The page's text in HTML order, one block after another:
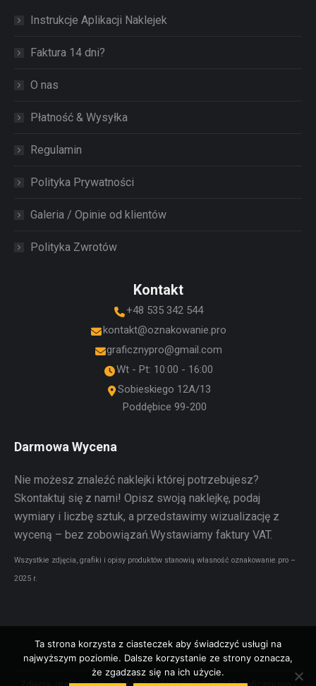
Instrukcje Aplikacji Naklejek
Faktura 14 dni?
O nas
Płatność & Wysyłka
Regulamin
Polityka Prywatności
Galeria / Opinie od klientów
Polityka Zwrotów
Kontakt
+48 535 342 544
kontakt@oznakowanie.pro
graficznypro@gmail.com
Wt - Pt: 10:00 - 16:00
Sobieskiego 12A/13
Poddębice 99-200
Darmowa Wycena
Nie możesz znaleźć naklejki której potrzebujesz?
Skontaktuj się z nami! Opisz swoją naklejkę, podaj
wymiary i liczbę sztuk, a przedstawimy wizualizację z
wyceną – bez zobowiązań.Wystawiamy faktury VAT.
Wszystkie zdjęcia, grafiki i opisy produktów stanowią własność oznakowanie.pro –
2025 r.
Ta strona korzysta z ciasteczek aby świadczyć usługi na
najwyższym poziomie. Dalsze korzystanie ze strony oznacza,
że zgadzasz się na ich użycie.